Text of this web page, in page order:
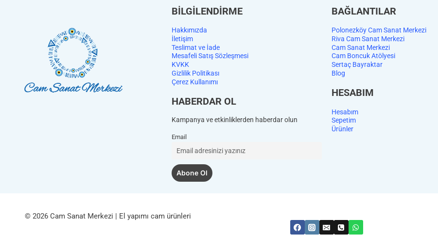
BİLGİLENDİRME
Hakkımızda
İletişim
Teslimat ve İade
Mesafeli Satış Sözleşmesi
KVKK
Gizlilik Politikası
Çerez Kullanımı
HABERDAR OL
Kampanya ve etkinliklerden haberdar olun
Email
BAĞLANTILAR
Polonezköy Cam Sanat Merkezi
Riva Cam Sanat Merkezi
Cam Sanat Merkezi
Cam Boncuk Atölyesi
Sertaç Bayraktar
Blog
HESABIM
Hesabım
Sepetim
Ürünler
© 2026 Cam Sanat Merkezi | El yapımı cam ürünleri